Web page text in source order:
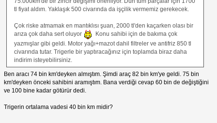
tl fiyat aldım. Yaklaşık 500 civarında da işçilik vermemiz gerekecek.
Çok riske atmamak en mantıklısı şuan, 2000 tl'den kaçarken olası bir
arıza çok daha sert oluyor
Konu sahibi için de bakıma çok
yazmışlar gibi geldi. Motor yağı+mazot dahil filtreler ve antifriz 850 tl
civarında tutar. Trigerle bir yaptıracağınız için toplamda biraz daha
indirim isteyebilirsiniz.
Ben aracı 74 bin km'deyken almıştım. Şimdi araç 82 bin km'ye geldi. 75 bin
km'deyken önceki sahibini aramıştım. Bana verdiği cevap 60 bin de değiştiğini
ve 100 bine kadar götürür dedi.
Trigerin ortalama vadesi 40 bin km midir?